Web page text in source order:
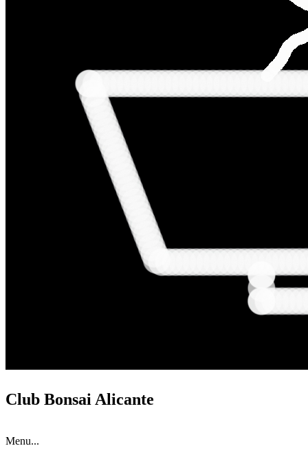
Club Bonsai Alicante
Menu...